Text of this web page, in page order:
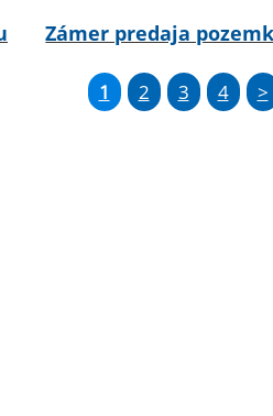
Zámer predaja
1 2 3 4 >